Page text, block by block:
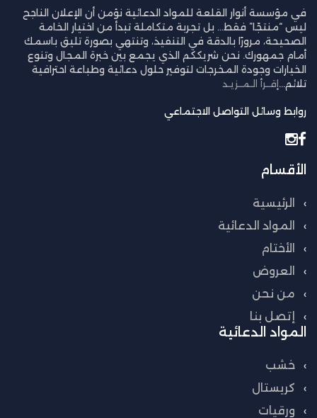
في مؤسسة أنوار القلعة للمواد الدعائية نؤمن أن الإعلان الناجح
ليس “منتجًا” فقط… بل تجربة متكاملة تبدأ من اختيار الخامة
الصحيحة، مرورًا بالدقة في التنفيذ، وتنتهي بصورة تليق باسمك
أمام جمهورك. نحن شريككم الذي يجمع بين خبرة المجال وتنوع
الخيارات وجودة المخرجات لتوفير حلول دعائية وطباعة احترافية
تلائم... إقــرأ الـمــزيـد
روابط وسائل التواصل الاجتماعي
الأقسام
الرئيسية
المواد الدعائية
الأختام
العروض
من نحن
إتصل بنا
المواد الدعائية
خشب
كريستال
ورقيات